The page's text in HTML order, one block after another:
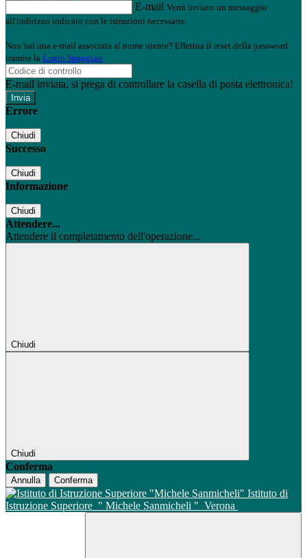
E-mail Verrà inviato un messaggio
all'indirizzo indicato con le istruzioni necessarie.
Non hai una e-mail associata al nome utente? Effettua il reset della password
tramite la Login Spaggiari
E-mail inviata, si prega di controllare la casella di posta elettronica!
Errore
Chiudi
Successo
Chiudi
Informazione
Chiudi
Attendere...
Attendere il completamento dell'operazione...
Chiudi
Chiudi
Conferma
Annulla Conferma
Istituto di
Istruzione Superiore " Michele Sanmicheli " Verona